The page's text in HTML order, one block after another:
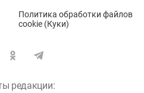
Политика обработки файлов
cookie (Куки)
редакции: